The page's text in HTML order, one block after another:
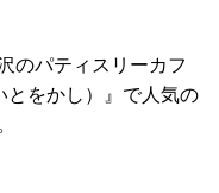
のパティスリーカフ
をかし）』で人気の